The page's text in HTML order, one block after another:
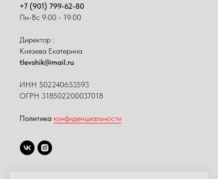
+7 (901) 799-62-80
Пн-Вс 9:00 - 19:00
Директор :
Князева Екатерина
tlevshik@mail.ru
ИНН 502240653593
ОГРН 318502200037018
Политика конфиденциальности